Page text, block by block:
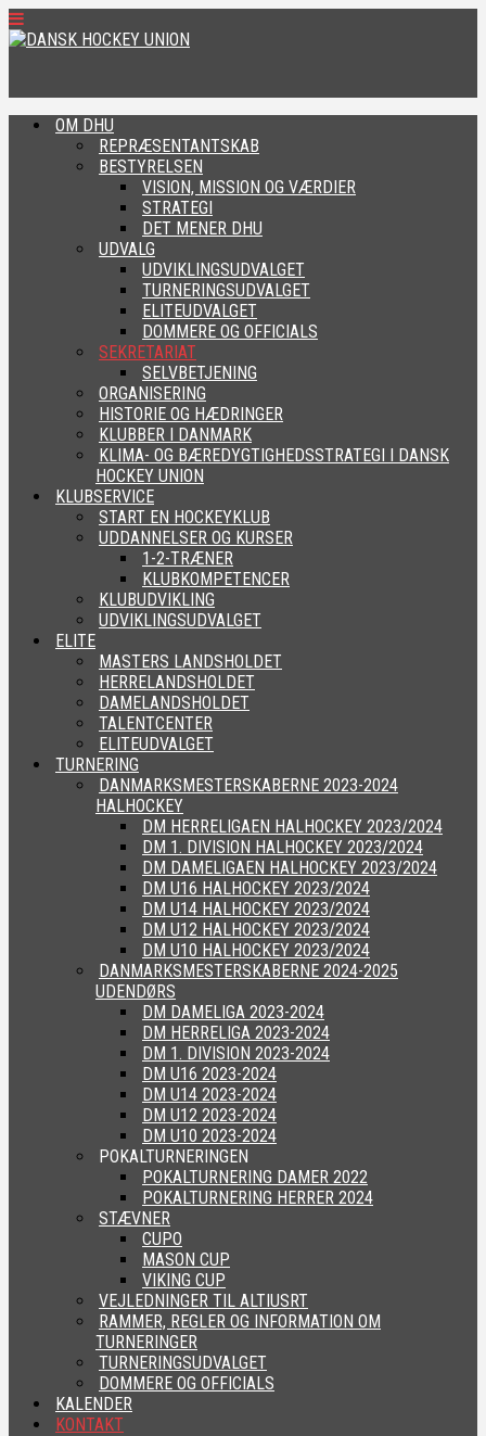
OM DHU
REPRÆSENTANTSKAB
BESTYRELSEN
VISION, MISSION OG VÆRDIER
STRATEGI
DET MENER DHU
UDVALG
UDVIKLINGSUDVALGET
TURNERINGSUDVALGET
ELITEUDVALGET
DOMMERE OG OFFICIALS
SEKRETARIAT
SELVBETJENING
ORGANISERING
HISTORIE OG HÆDRINGER
KLUBBER I DANMARK
KLIMA- OG BÆREDYGTIGHEDSSTRATEGI I DANSK
HOCKEY UNION
KLUBSERVICE
START EN HOCKEYKLUB
UDDANNELSER OG KURSER
1-2-TRÆNER
KLUBKOMPETENCER
KLUBUDVIKLING
UDVIKLINGSUDVALGET
ELITE
MASTERS LANDSHOLDET
HERRELANDSHOLDET
DAMELANDSHOLDET
TALENTCENTER
ELITEUDVALGET
TURNERING
DANMARKSMESTERSKABERNE 2023-2024
HALHOCKEY
DM HERRELIGAEN HALHOCKEY 2023/2024
DM 1. DIVISION HALHOCKEY 2023/2024
DM DAMELIGAEN HALHOCKEY 2023/2024
DM U16 HALHOCKEY 2023/2024
DM U14 HALHOCKEY 2023/2024
DM U12 HALHOCKEY 2023/2024
DM U10 HALHOCKEY 2023/2024
DANMARKSMESTERSKABERNE 2024-2025
UDENDØRS
DM DAMELIGA 2023-2024
DM HERRELIGA 2023-2024
DM 1. DIVISION 2023-2024
DM U16 2023-2024
DM U14 2023-2024
DM U12 2023-2024
DM U10 2023-2024
POKALTURNERINGEN
POKALTURNERING DAMER 2022
POKALTURNERING HERRER 2024
STÆVNER
CUPO
MASON CUP
VIKING CUP
VEJLEDNINGER TIL ALTIUSRT
RAMMER, REGLER OG INFORMATION OM
TURNERINGER
TURNERINGSUDVALGET
DOMMERE OG OFFICIALS
KALENDER
KONTAKT